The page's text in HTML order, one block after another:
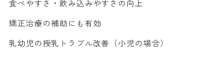
食べやすさ・飲み込みやすさの向上
矯正治療の補助にも有効
乳幼児の授乳トラブル改善（小児の場合）